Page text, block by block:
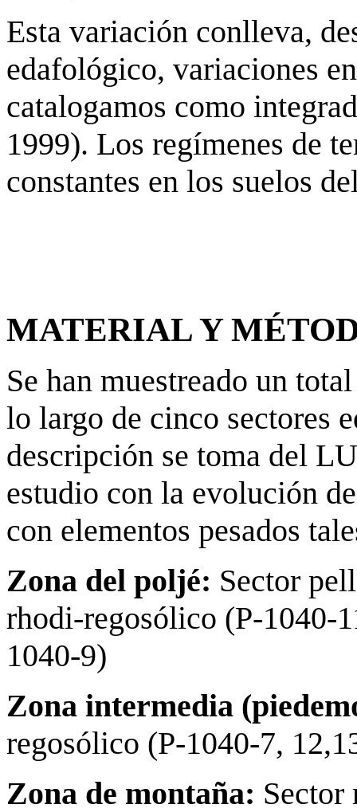
Esta variación conlleva,
edafológico, variaciones
catalogamos como
1999). Los regímenes de
constantes en los suelos
MATERIAL Y
Se han muestreado un
lo largo de cinco sectores
descripción se toma del
estudio con la evolución
con elementos pesados
Zona del poljé: Sector
rhodi-regosólico (P-1040-
1040-9)
Zona intermedia
regosólico (P-1040-7,
Zona de montaña: